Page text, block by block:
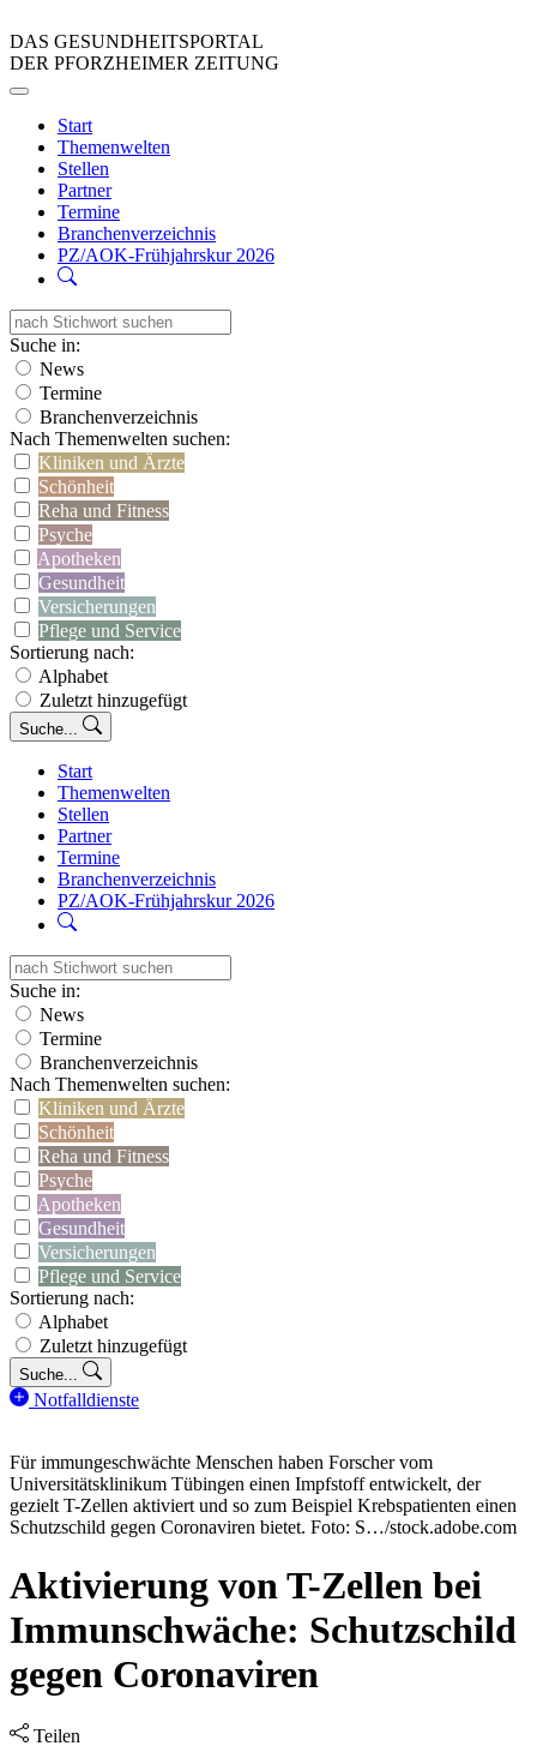
DAS GESUNDHEITSPORTAL
DER PFORZHEIMER ZEITUNG
Start
Themenwelten
Stellen
Partner
Termine
Branchenverzeichnis
PZ/AOK-Frühjahrskur 2026
Suche in:
News
Termine
Branchenverzeichnis
Nach Themenwelten suchen:
Kliniken und Ärzte
Schönheit
Reha und Fitness
Psyche
Apotheken
Gesundheit
Versicherungen
Pflege und Service
Sortierung nach:
Alphabet
Zuletzt hinzugefügt
Suche...
Start
Themenwelten
Stellen
Partner
Termine
Branchenverzeichnis
PZ/AOK-Frühjahrskur 2026
Suche in:
News
Termine
Branchenverzeichnis
Nach Themenwelten suchen:
Kliniken und Ärzte
Schönheit
Reha und Fitness
Psyche
Apotheken
Gesundheit
Versicherungen
Pflege und Service
Sortierung nach:
Alphabet
Zuletzt hinzugefügt
Suche...
Notfalldienste
Für immungeschwächte Menschen haben Forscher vom
Universitätsklinikum Tübingen einen Impfstoff entwickelt, der
gezielt T-Zellen aktiviert und so zum Beispiel Krebspatienten einen
Schutzschild gegen Coronaviren bietet. Foto: S…/stock.adobe.com
Aktivierung von T-Zellen bei
Immunschwäche: Schutzschild
gegen Coronaviren
Teilen